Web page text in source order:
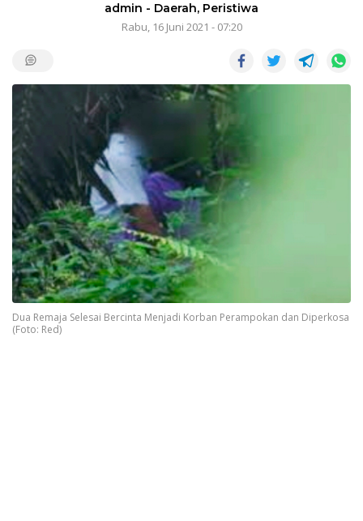
admin - Daerah, Peristiwa
Rabu, 16 Juni 2021 - 07:20
Dua Remaja Selesai Bercinta Menjadi Korban Perampokan dan Diperkosa
(Foto: Red)